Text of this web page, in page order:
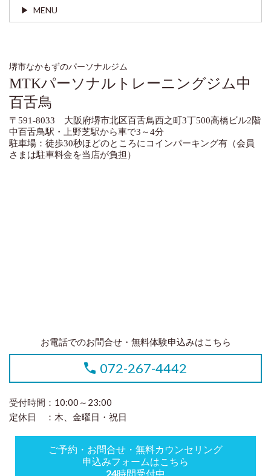
MENU
堺市なかもずのパーソナルジム
MTKパーソナルトレーニングジム中
百舌鳥
〒591-8033 大阪府堺市北区百舌鳥西之町3丁500高橋ビル2階
中百舌鳥駅・上野芝駅から車で3～4分
駐車場：徒歩30秒ほどのところにコインパーキング有（会員
さまは駐車料金を当店が負担）
お電話でのお問合せ・無料体験申込みはこちら
072-267-4442
受付時間：10:00～23:00
定休日 ：木、金曜日・祝日
ご予約・お問合せ・無料カウンセリング
申込みフォームはこちら
24時間受付中